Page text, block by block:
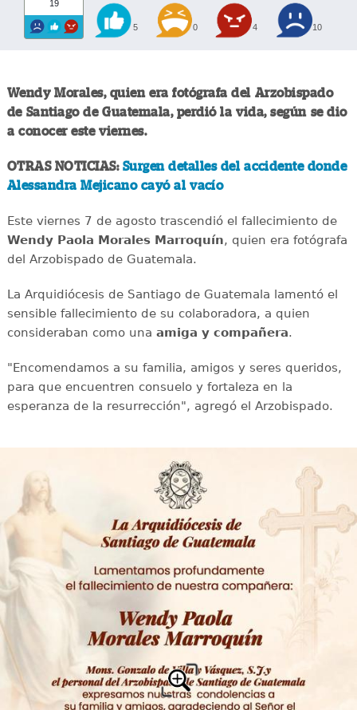
19
5 0 4 10
Wendy Morales, quien era fotógrafa del Arzobispado
de Santiago de Guatemala, perdió la vida, según se dio
a conocer este viernes.
OTRAS NOTICIAS: Surgen detalles del accidente donde
Alessandra Mejicano cayó al vacío
Este viernes 7 de agosto trascendió el fallecimiento de
Wendy Paola Morales Marroquín, quien era fotógrafa
del Arzobispado de Guatemala.
La Arquidiócesis de Santiago de Guatemala lamentó el
sensible fallecimiento de su colaboradora, a quien
consideraban como una amiga y compañera.
"Encomendamos a su familia, amigos y seres queridos,
para que encuentren consuelo y fortaleza en la
esperanza de la resurrección", agregó el Arzobispado.